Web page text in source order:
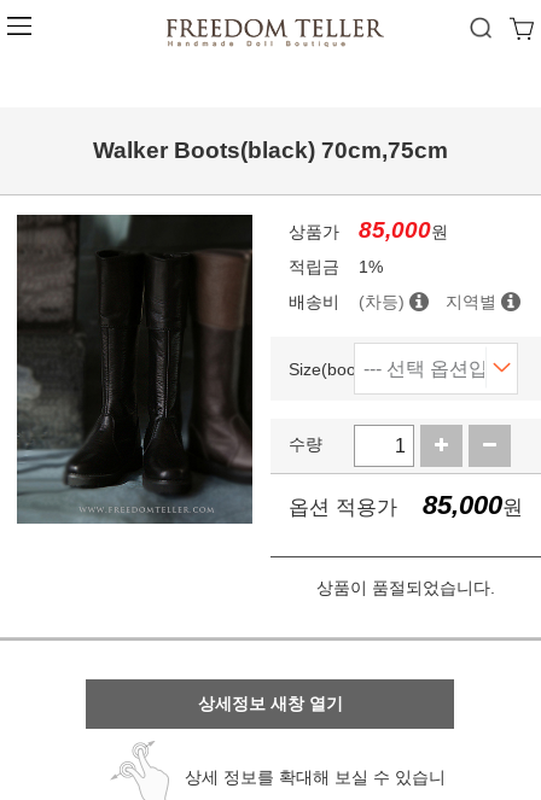
Walker Boots(black) 70cm,75cm
상품가 85,000원
적립금
1%
배송비
(차등) 지역별
Size(boots)
수량
옵션 적용가 85,000원
상품이 품절되었습니다.
상세정보 새창 열기
상세 정보를 확대해 보실 수 있습니